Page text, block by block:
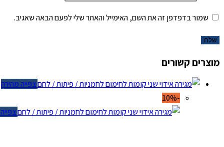
שמור בדפדפן זה את השם, האימייל והאתר שלי לפעם הבאה שאגיב.
מוצרים קשורים
צפייה מהירה
צפייה